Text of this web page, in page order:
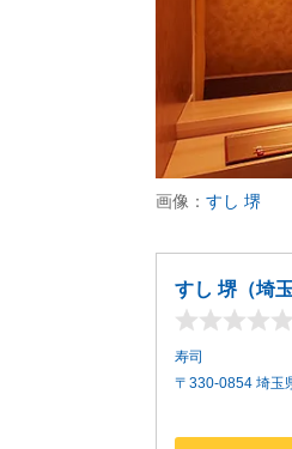
画像： すし 堺
すし 堺（埼玉
寿司
〒330-0854 埼玉